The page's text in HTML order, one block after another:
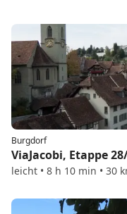
Burgdorf
ViaJacobi, Etappe
leicht • 8 h 10 min • 30